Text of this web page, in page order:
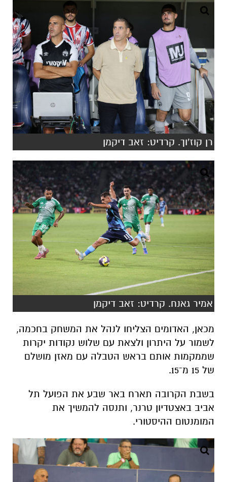
רן קוז'וך. קרדיט: זאב דיקמן
אמיר גאנח. קרדיט: זאב דיקמן
מכאן, האדומים הצליחו לנהל את המשחק בחכמה,
לשמור על היתרון ולצאת עם שלוש נקודות יקרות
שממקמות אותם בראש הטבלה עם מאזן מושלם
של 15 מ־15.
בשבת הקרובה תארח באר שבע את הפועל תל
אביב באצטדיון טרנר, ותנסה להמשיך את
המומנטום ההיסטורי.